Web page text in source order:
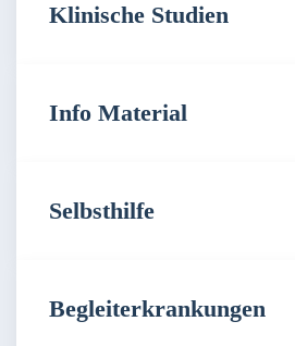
Klinische Studien
Info Material
Selbsthilfe
Begleiterkrankungen